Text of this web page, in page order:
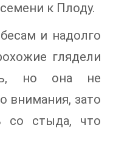
к Плоду.
и надолго
глядели
но она не
внимания, зато
со стыда, что